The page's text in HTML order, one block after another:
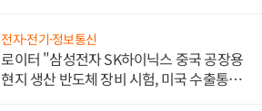
전자·전기·정보통신
로이터 "삼성전자 SK하이닉스 중국 공장용
현지 생산 반도체 장비 시험, 미국 수출통제